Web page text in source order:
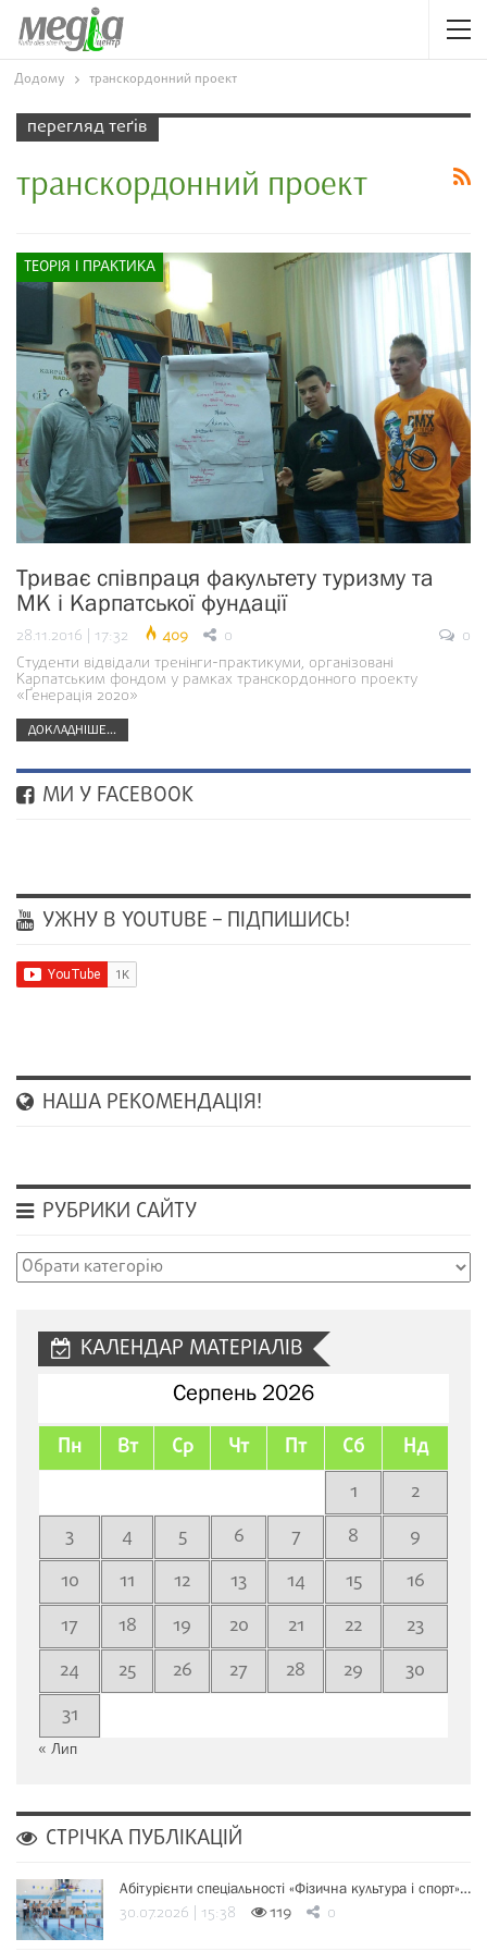
Додому транскордонний проект
перегляд теґів
транскордонний проект
ТЕОРІЯ І ПРАКТИКА
Триває співпраця факультету туризму та
МК і Карпатської фундації
28.11.2016 | 17:32 409 0
0
Студенти відвідали тренінги-практикуми, організовані
Карпатським фондом у рамках транскордонного проекту
«Ґенерація 2020»
ДОКЛАДНІШЕ...
МИ У FACEBOOK
УЖНУ В YOUTUBE – ПІДПИШИСЬ!
НАША РЕКОМЕНДАЦІЯ!
РУБРИКИ САЙТУ
Рубрики
КАЛЕНДАР МАТЕРІАЛІВ
Серпень 2026
Пн Вт Ср Чт Пт Сб Нд
1
2
3
4 5 6 7 8
9
10
11 12 13 14 15
16
17
18 19 20 21 22
23
24
25 26 27 28 29
30
31
« Лип
СТРІЧКА ПУБЛІКАЦІЙ
Абітурієнти спеціальності «Фізична культура і спорт»…
30.07.2026 | 15:38 119 0